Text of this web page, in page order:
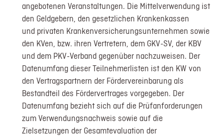
angebotenen Veranstaltungen. Die Mittelverwendung ist
den Geldgebern, den gesetzlichen Krankenkassen
und privaten Krankenversicherungsunternehmen sowie
den KVen, bzw. ihren Vertretern, dem GKV-SV, der KBV
und dem PKV-Verband gegenüber nachzuweisen. Der
Datenumfang dieser Teilnehmerlisten ist den KW von
den Vertragspartnern der Fördervereinbarung als
Bestandteil des Fördervertrages vorgegeben. Der
Datenumfang bezieht sich auf die Prüfanforderungen
zum Verwendungsnachweis sowie auf die
Zielsetzungen der Gesamtevaluation der